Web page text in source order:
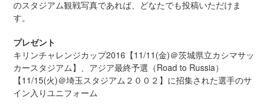
のスタジアム観戦写真であれば、どなたでも投稿いただけま
す。
プレゼント
キリンチャレンジカップ2016【11/11(金)＠茨城県立カシマサッ
カースタジアム】、アジア最終予選（Road to Russia）
【11/15(火)＠埼玉スタジアム２００２】に招集された選手のサ
イン入りユニフォーム